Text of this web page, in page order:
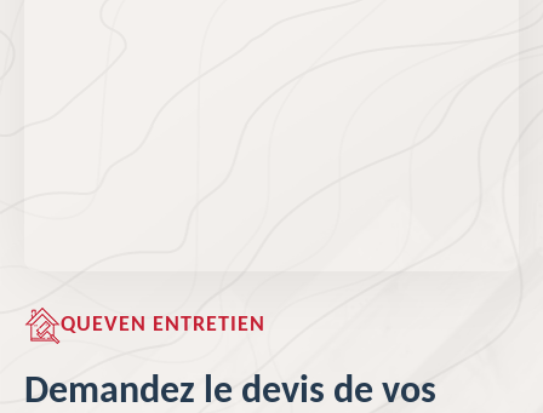
QUEVEN ENTRETIEN
Demandez le devis de vos